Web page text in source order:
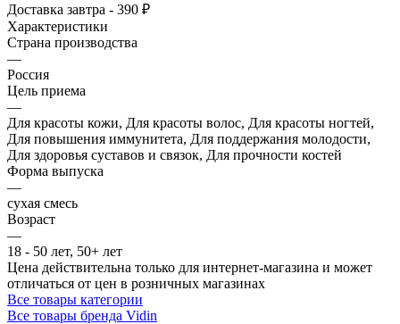
Доставка завтра - 390 ₽
Характеристики
Страна производства
—
Россия
Цель приема
—
Для красоты кожи, Для красоты волос, Для красоты ногтей,
Для повышения иммунитета, Для поддержания молодости,
Для здоровья суставов и связок, Для прочности костей
Форма выпуска
—
сухая смесь
Возраст
—
18 - 50 лет, 50+ лет
Цена действительна только для интернет-магазина и может
отличаться от цен в розничных магазинах
Все товары категории
Все товары бренда Vidin